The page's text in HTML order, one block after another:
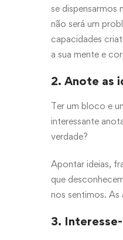
se dispensarmos
não será um
capacidades
a sua mente e
2. Anote as
Ter um bloco e
interessante
verdade?
Apontar ideias,
que
nos sentimos.
3.